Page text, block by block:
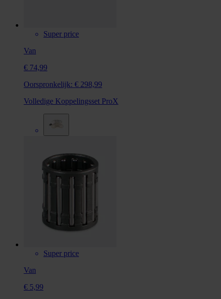
Super price
Van
€ 74,99
Oorspronkelijk: € 298,99
Volledige Koppelingsset ProX
Super price
Van
€ 5,99